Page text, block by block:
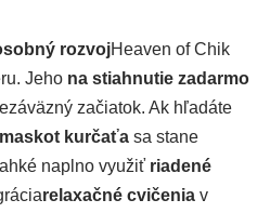
rozvojHeaven of Chik
Jeho na stiahnutie zadarmo
začiatok. Ak hľadáte
maskot kurčaťa sa stane
naplno využiť riadené
relaxačné cvičenia v